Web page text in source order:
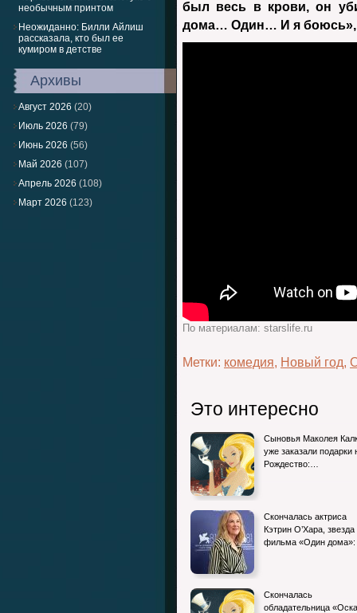
необычным принтом
Неожиданно: Билли Айлиш
рассказала, кто был ее
кумиром в детстве
Архивы
Август 2026 (20)
Июль 2026 (79)
Июнь 2026 (56)
Май 2026 (107)
Апрель 2026 (108)
Март 2026 (123)
был весь в крови, он
дома… Один… И я боюсь»,
По материалам: starslife.ru
Метки: комедия, Новый год,
Это интересно
Сыновья Маколея
уже заказали подарки
Рождество:…
Скончалась актриса
Кэтрин О’Хара, звезда
фильма «Один
Скончалась
обладательница